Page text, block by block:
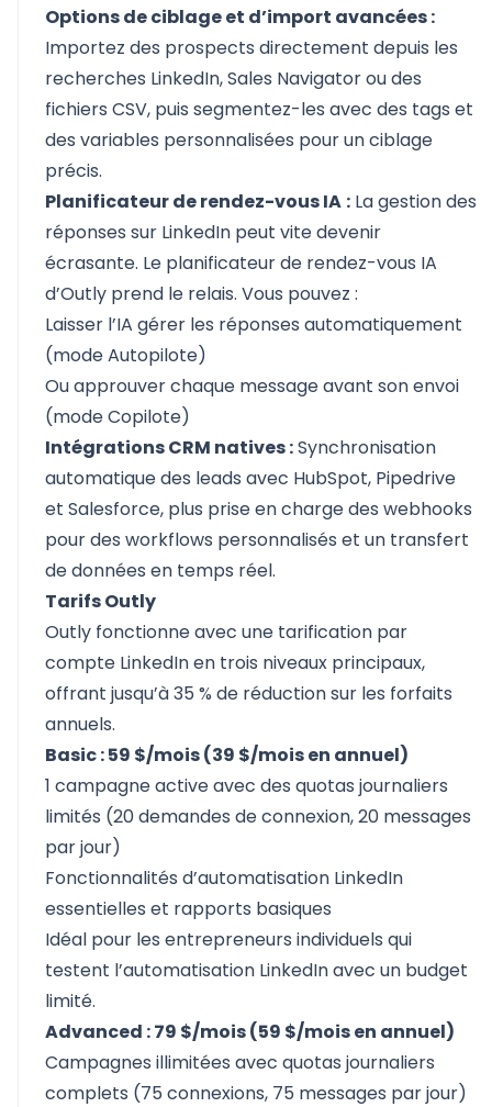
Options de ciblage et d’import avancées :
Importez des prospects directement depuis les
recherches LinkedIn, Sales Navigator ou des
fichiers CSV, puis segmentez-les avec des tags et
des variables personnalisées pour un ciblage
précis.
Planificateur de rendez-vous IA : La gestion des
réponses sur LinkedIn peut vite devenir
écrasante. Le planificateur de rendez-vous IA
d’Outly prend le relais. Vous pouvez :
Laisser l’IA gérer les réponses automatiquement
(mode Autopilote)
Ou approuver chaque message avant son envoi
(mode Copilote)
Intégrations CRM natives :Synchronisation
automatique des leads avec HubSpot, Pipedrive
et Salesforce, plus prise en charge des webhooks
pour des workflows personnalisés et un transfert
de données en temps réel.
Tarifs Outly
Outly fonctionne avec une tarification par
compte LinkedIn en trois niveaux principaux,
offrant jusqu’à 35 % de réduction sur les forfaits
annuels.
Basic : 59 $/mois (39 $/mois en annuel)
1 campagne active avec des quotas journaliers
limités (20 demandes de connexion, 20 messages
par jour)
Fonctionnalités d’automatisation LinkedIn
essentielles et rapports basiques
Idéal pour les entrepreneurs individuels qui
testent l’automatisation LinkedIn avec un budget
limité.
Advanced : 79 $/mois (59 $/mois en annuel)
Campagnes illimitées avec quotas journaliers
complets (75 connexions, 75 messages par jour)